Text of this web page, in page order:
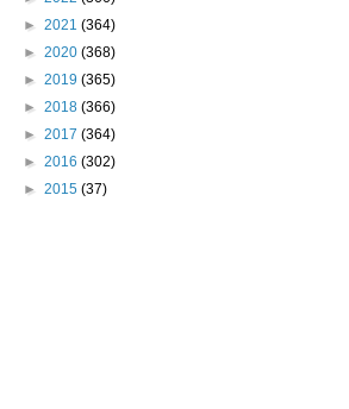
► 2021 (364)
► 2020 (368)
► 2019 (365)
► 2018 (366)
► 2017 (364)
► 2016 (302)
► 2015 (37)